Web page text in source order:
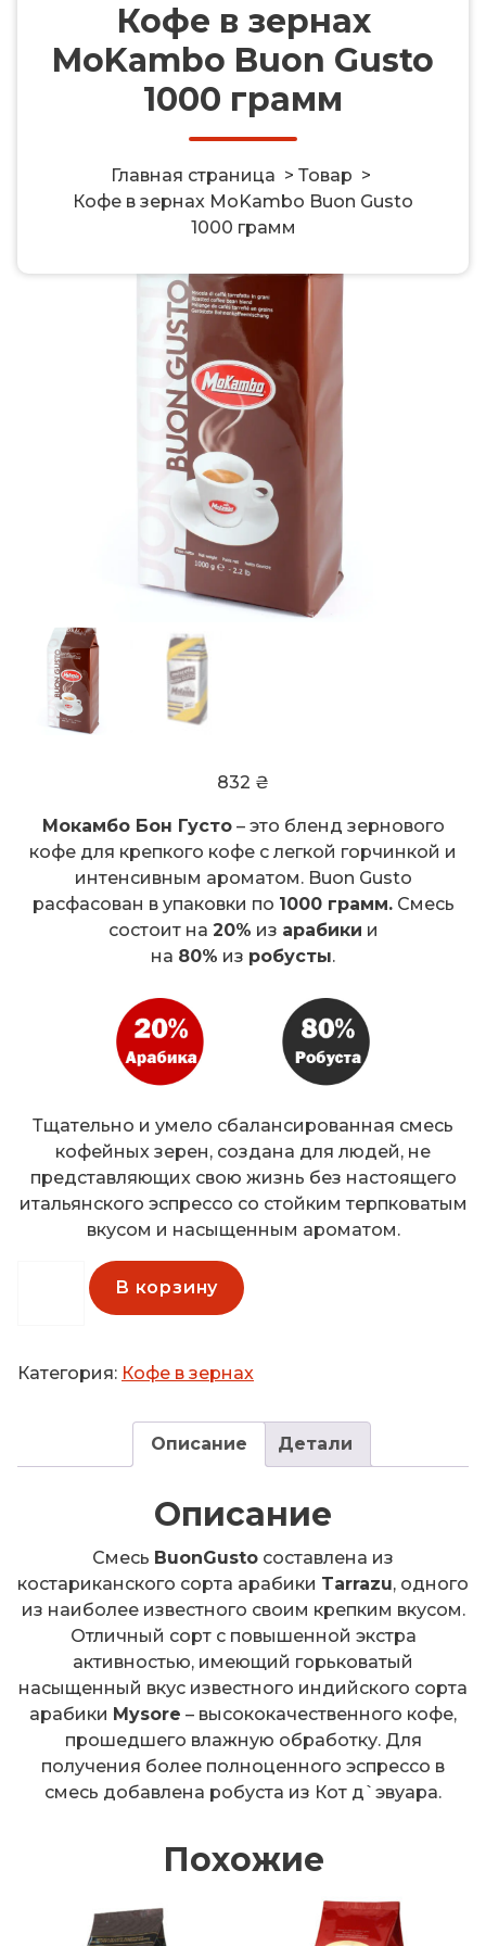
Кофе в зернах
MoKambo Buon Gusto
1000 грамм
Главная страница > Товар >
Кофе в зернах MoKambo Buon Gusto
1000 грамм
Кофе в зернах MoKambo Buon
Gusto 1000 грамм
832 ₴
Мокамбо Бон Густо– это бленд зернового
кофе для крепкого кофе с легкой горчинкой и
интенсивным ароматом. Buon Gusto
расфасован в упаковки по 1000 грамм.Смесь
состоит на 20% из арабики и
на 80% из робусты.
Тщательно и умело сбалансированная смесь
кофейных зерен, создана для людей, не
представляющих свою жизнь без настоящего
итальянского эспрессо со стойким терпковатым
вкусом и насыщенным ароматом.
Количество
товара
зернах
В корзину
Категория: Кофе в зернах
Описание Детали
Описание
Смесь BuonGusto составлена из
костариканского сорта арабики Tarrazu, одного
из наиболее известного своим крепким вкусом.
Отличный сорт с повышенной экстра
активностью, имеющий горьковатый
насыщенный вкус известного индийского сорта
арабики Mysore – высококачественного кофе,
прошедшего влажную обработку. Для
получения более полноценного эспрессо в
смесь добавлена робуста из Кот д`эвуара.
Похожие